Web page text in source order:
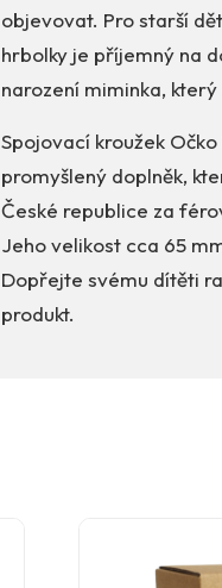
objevovat. Pro starší
hrbolky je příjemný na
narození miminka,
Spojovací kroužek
promyšlený doplněk,
České republice za
Jeho velikost cca 65
Dopřejte svému dítěti
produkt.